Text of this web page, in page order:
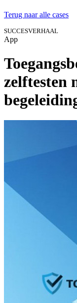
Terug naar alle cases
SUCCESVERHAAL
App
zelftesten